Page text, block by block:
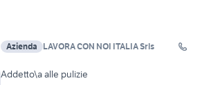
Azienda LAVORA CON NOI ITALIA Srls
Addetto\a alle pulizie